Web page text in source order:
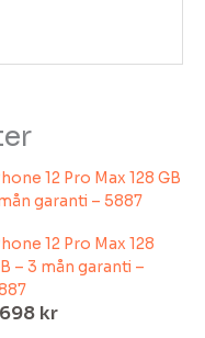
12 Pro Max 128
– 3 mån garanti –
kr